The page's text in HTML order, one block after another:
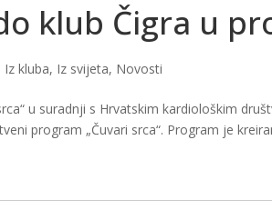
klub Čigra u
Iz kluba, Iz svijeta, Novosti
u suradnji s Hrvatskim kardiološkim
program „Čuvari srca“. Program je